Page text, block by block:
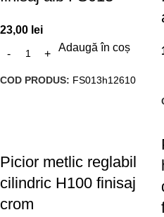
23,00 lei
Adaugă în coș
COD PRODUS: FS013h12610
Picior metlic reglabil
cilindric H100 finisaj
crom